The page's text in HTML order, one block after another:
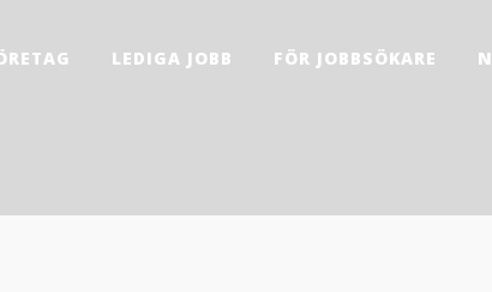
LEDIGA JOBB FÖR JOBBSÖKARE